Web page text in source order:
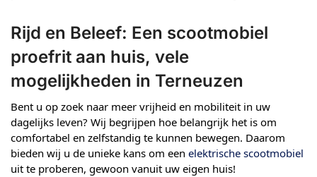
Rijd en Beleef: Een scootmobiel
proefrit aan huis, vele
mogelijkheden in Terneuzen
Bent u op zoek naar meer vrijheid en mobiliteit in uw
dagelijks leven? Wij begrijpen hoe belangrijk het is om
comfortabel en zelfstandig te kunnen bewegen. Daarom
bieden wij u de unieke kans om een elektrische scootmobiel
uit te proberen, gewoon vanuit uw eigen huis!